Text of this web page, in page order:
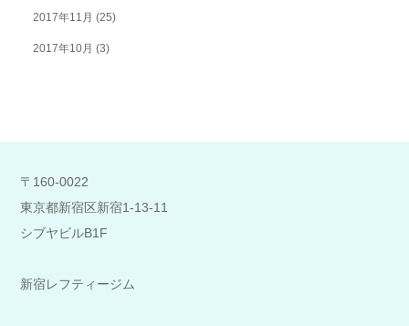
2017年11月 (25)
2017年10月 (3)
〒160-0022
東京都新宿区新宿1-13-11
シブヤビルB1F
新宿レフティージム